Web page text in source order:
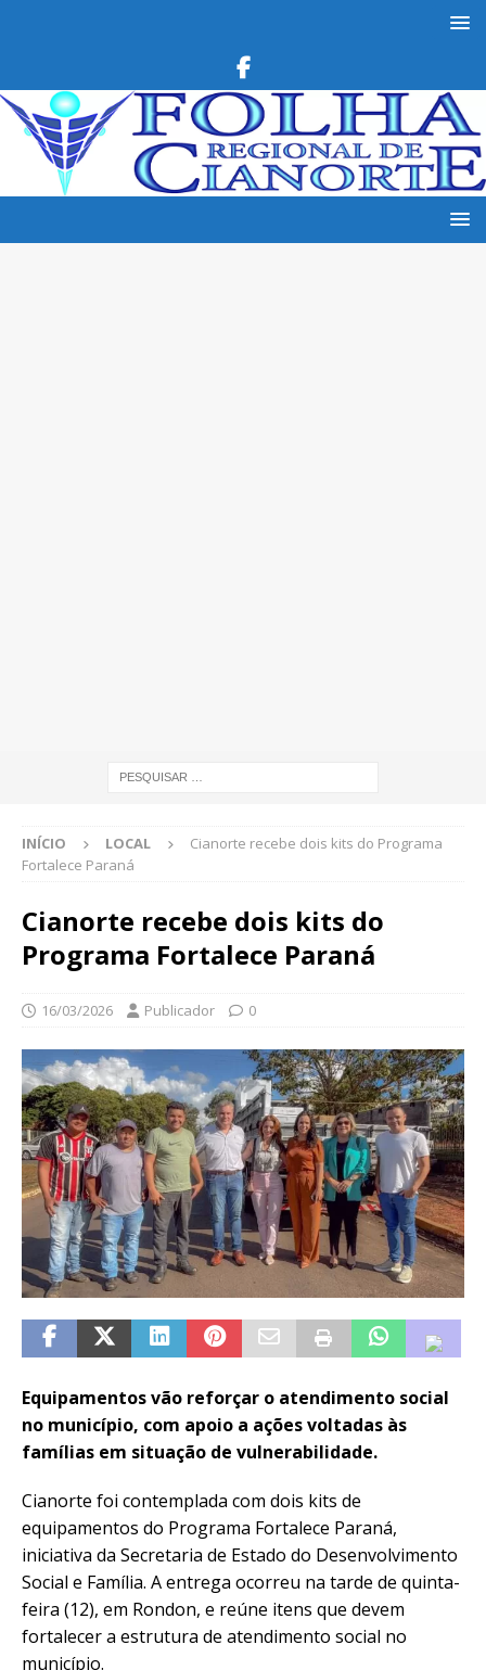
INÍCIO LOCAL
Cianorte recebe dois kits do Programa
Fortalece Paraná
Cianorte recebe dois kits do
Programa Fortalece Paraná
16/03/2026 Publicador 0
Equipamentos vão reforçar o atendimento social
no município, com apoio a ações voltadas às
famílias em situação de vulnerabilidade.
Cianorte foi contemplada com dois kits de
equipamentos do Programa Fortalece Paraná,
iniciativa da Secretaria de Estado do Desenvolvimento
Social e Família. A entrega ocorreu na tarde de quinta-
feira (12), em Rondon, e reúne itens que devem
fortalecer a estrutura de atendimento social no
município.